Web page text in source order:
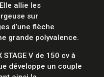
allie les
sur
d’une flèche
grande polyvalence.
V de 150 cv à
développe un couple